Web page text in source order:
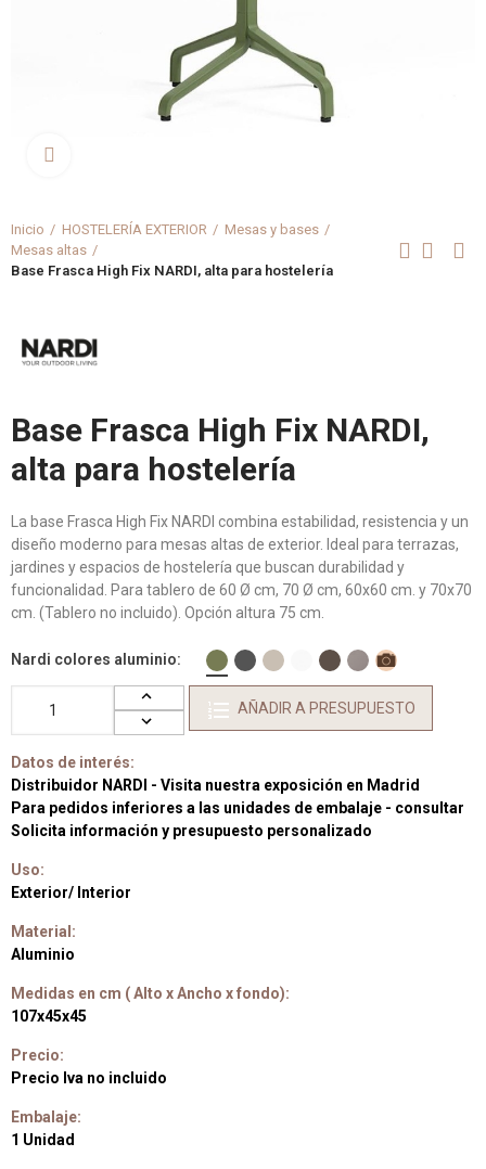
Inicio HOSTELERÍA EXTERIOR
Mesas y bases
Mesas altas
Base Frasca High Fix NARDI, alta para hostelería
Base Frasca High Fix NARDI,
alta para hostelería
La base Frasca High Fix NARDI combina estabilidad, resistencia y un
diseño moderno para mesas altas de exterior. Ideal para terrazas,
jardines y espacios de hostelería que buscan durabilidad y
funcionalidad. Para tablero de 60 Ø cm, 70 Ø cm, 60x60 cm. y 70x70
cm. (Tablero no incluido). Opción altura 75 cm.
Nardi colores aluminio
AÑADIR A PRESUPUESTO
Datos de interés:
Distribuidor NARDI - Visita nuestra exposición en Madrid
Para pedidos inferiores a las unidades de embalaje - consultar
Solicita información y presupuesto personalizado
Uso:
Exterior/ Interior
Material:
Aluminio
Medidas en cm ( Alto x Ancho x fondo):
107x45x45
Precio:
Precio Iva no incluido
Embalaje:
1 Unidad